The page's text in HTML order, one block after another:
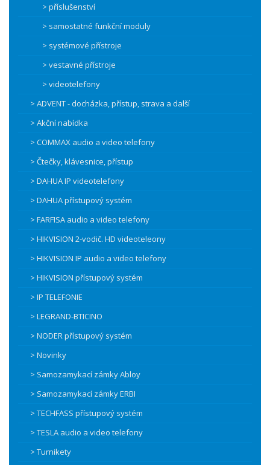
> příslušenství
> samostatné funkční moduly
> systémové přístroje
> vestavné přístroje
> videotelefony
> ADVENT - docházka, přístup, strava a další
> Akční nabídka
> COMMAX audio a video telefony
> Čtečky, klávesnice, přístup
> DAHUA IP videotelefony
> DAHUA přístupový systém
> FARFISA audio a video telefony
> HIKVISION 2-vodič. HD videoteleony
> HIKVISION IP audio a video telefony
> HIKVISION přístupový systém
> IP TELEFONIE
> LEGRAND-BTICINO
> NODER přístupový systém
> Novinky
> Samozamykací zámky Abloy
> Samozamykací zámky ERBI
> TECHFASS přístupový systém
> TESLA audio a video telefony
> Turnikety